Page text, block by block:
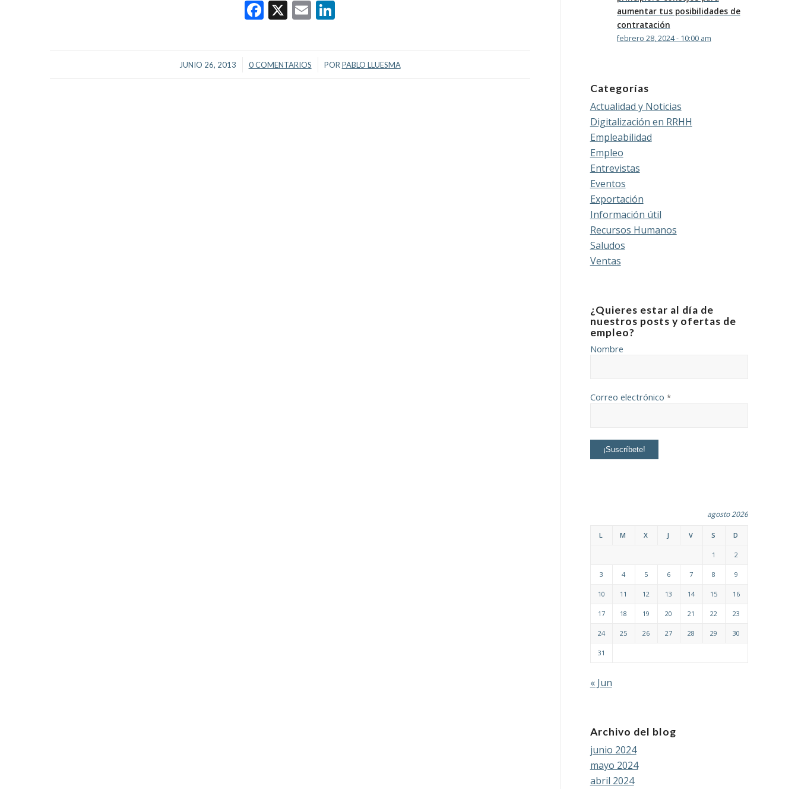
Facebook
X Email
JUNIO 26, 2013
/ 0 COMENTARIOS
/ POR PABLO LLUESMA
aumentar tus posibilidades de
contratación
febrero 28, 2024 - 10:00 am
Categorías
Actualidad y Noticias
Digitalización en RRHH
Empleabilidad
Empleo
Entrevistas
Eventos
Exportación
Información útil
Recursos Humanos
Saludos
Ventas
¿Quieres estar al día de
nuestros posts y ofertas de
empleo?
Nombre
Correo electrónico *
agosto 2026
L M X J V S D
1 2
3 4 5 6 7 8 9
10 11 12 13 14 15 16
17 18 19 20 21 22 23
24 25 26 27 28 29 30
31
« Jun
Archivo del blog
junio 2024
mayo 2024
abril 2024